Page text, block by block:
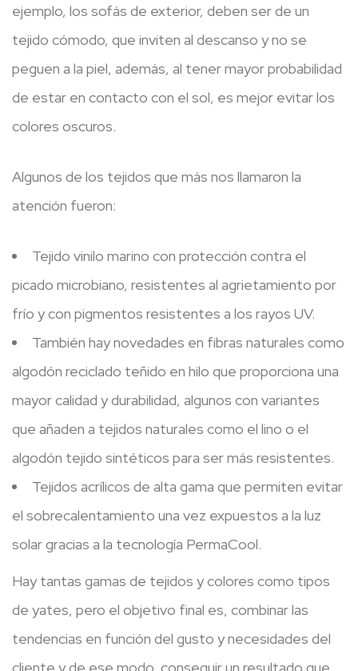
ejemplo, los sofás de exterior, deben ser de un
tejido cómodo, que inviten al descanso y no se
peguen a la piel, además, al tener mayor probabilidad
de estar en contacto con el sol, es mejor evitar los
colores oscuros.
Algunos de los tejidos que más nos llamaron la
atención fueron:
Tejido vinilo marino con protección contra el
picado microbiano, resistentes al agrietamiento por
frío y con pigmentos resistentes a los rayos UV.
También hay novedades en fibras naturales como
algodón reciclado teñido en hilo que proporciona una
mayor calidad y durabilidad, algunos con variantes
que añaden a tejidos naturales como el lino o el
algodón tejido sintéticos para ser más resistentes.
Tejidos acrílicos de alta gama que permiten evitar
el sobrecalentamiento una vez expuestos a la luz
solar gracias a la tecnología PermaCool.
Hay tantas gamas de tejidos y colores como tipos
de yates, pero el objetivo final es, combinar las
tendencias en función del gusto y necesidades del